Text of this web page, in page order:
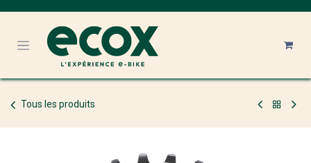
Tous les produits